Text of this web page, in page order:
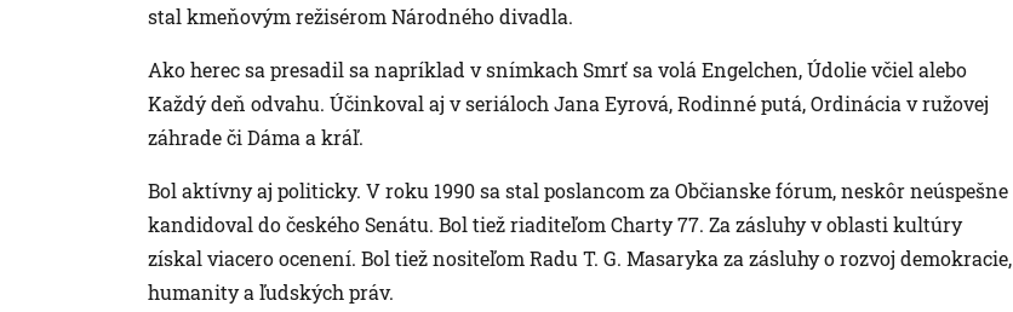
stal kmeňovým režisérom Národného divadla.
Ako herec sa presadil sa napríklad v snímkach Smrť sa volá Engelchen, Údolie včiel alebo
Každý deň odvahu. Účinkoval aj v seriáloch Jana Eyrová, Rodinné putá, Ordinácia v ružovej
záhrade či Dáma a kráľ.
Bol aktívny aj politicky. V roku 1990 sa stal poslancom za Občianske fórum, neskôr neúspešne
kandidoval do českého Senátu. Bol tiež riaditeľom Charty 77. Za zásluhy v oblasti kultúry
získal viacero ocenení. Bol tiež nositeľom Radu T. G. Masaryka za zásluhy o rozvoj demokracie,
humanity a ľudských práv.